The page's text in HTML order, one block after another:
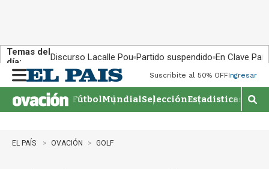
Temas del
día:
Discurso Lacalle Pou Partido suspendido En Clave País
n
u
Suscribite al 50% OFFIngresar
FútbolMundialSelecciónEstadisticas
M
o
EL PAÍS OVACIÓN GOLF